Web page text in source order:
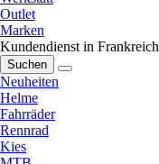
Outlet
Marken
Kundendienst in Frankreich
Suchen
Neuheiten
Helme
Fahrräder
Rennrad
Kies